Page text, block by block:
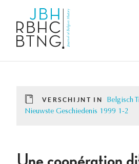
VERSCHIJNT IN
Belgisch
Nieuwste Geschiedenis 1999 1-2